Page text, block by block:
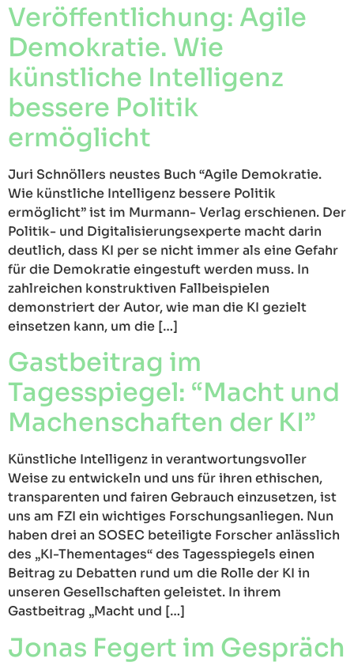
Veröffentlichung: Agile
Demokratie. Wie
künstliche Intelligenz
bessere Politik
ermöglicht
Juri Schnöllers neustes Buch “Agile Demokratie.
Wie künstliche Intelligenz bessere Politik
ermöglicht” ist im Murmann- Verlag erschienen. Der
Politik- und Digitalisierungsexperte macht darin
deutlich, dass KI per se nicht immer als eine Gefahr
für die Demokratie eingestuft werden muss. In
zahlreichen konstruktiven Fallbeispielen
demonstriert der Autor, wie man die KI gezielt
einsetzen kann, um die […]
Gastbeitrag im
Tagesspiegel: “Macht und
Machenschaften der KI”
Künstliche Intelligenz in verantwortungsvoller
Weise zu entwickeln und uns für ihren ethischen,
transparenten und fairen Gebrauch einzusetzen, ist
uns am FZI ein wichtiges Forschungsanliegen. Nun
haben drei an SOSEC beteiligte Forscher anlässlich
des „KI-Thementages“ des Tagesspiegels einen
Beitrag zu Debatten rund um die Rolle der KI in
unseren Gesellschaften geleistet. In ihrem
Gastbeitrag „Macht und […]
Jonas Fegert im Gespräch